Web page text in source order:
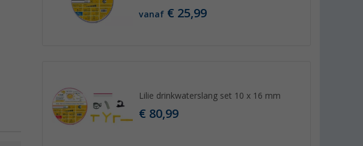
vanaf € 25,99
Lilie drinkwaterslang set 10 x 16 mm
€ 80,99